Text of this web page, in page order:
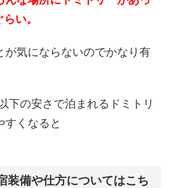
い。
が気にならないのでかなり有
下の安さで泊まれるドミトリ
すくなると
装備や仕方についてはこち